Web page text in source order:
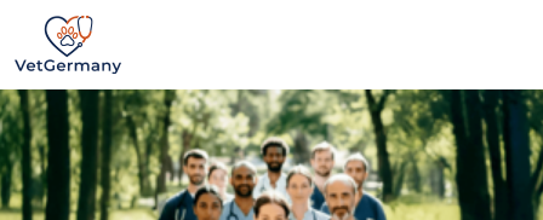
Jump directly to main navigation
Jump directly to content